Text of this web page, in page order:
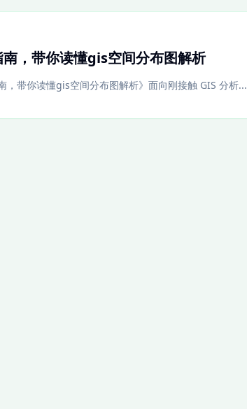
，带你读懂gis空间分布图解析
，带你读懂gis空间分布图解析》面向刚接触 GIS 分析...